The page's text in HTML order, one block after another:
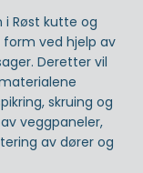
i Røst kutte og
form ved hjelp av
Deretter vil
skruing og
veggpaneler,
av dører og